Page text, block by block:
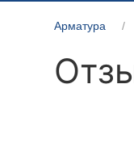
Арматура